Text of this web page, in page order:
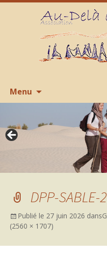
Menu
contenu
DPP-SABLE-2
Publié le 27 juin 2026 dans
(2560 × 1707)